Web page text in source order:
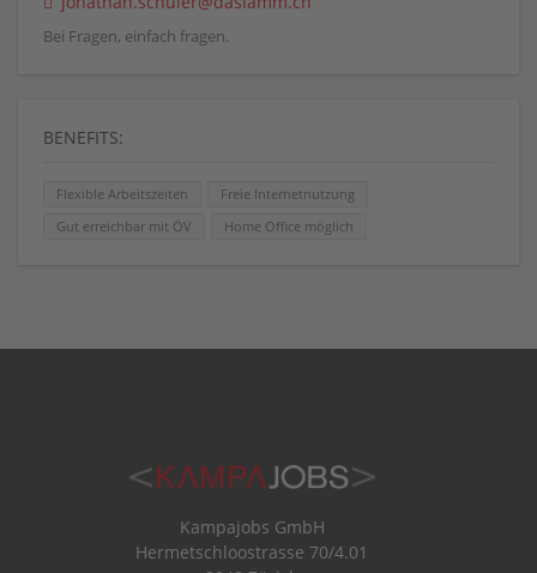
Bei Fragen, einfach fragen.
BENEFITS:
Flexible Arbeitszeiten
Freie Internetnutzung
Gut erreichbar mit ÖV
Home Office möglich
Kampajobs GmbH
Hermetschloostrasse 70/4.01